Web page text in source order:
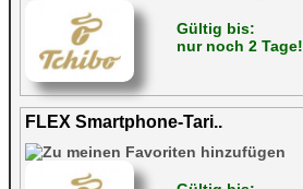
Gültig bis:
nur noch 2 Tage!
FLEX Smartphone-Tari..